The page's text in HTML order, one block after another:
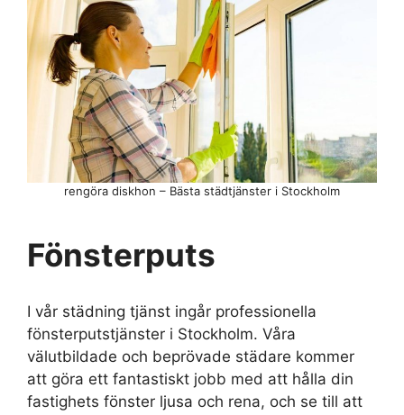
rengöra diskhon – Bästa städtjänster i Stockholm
Fönsterputs
I vår städning tjänst ingår professionella
fönsterputstjänster i Stockholm. Våra
välutbildade och beprövade städare kommer
att göra ett fantastiskt jobb med att hålla din
fastighets fönster ljusa och rena, och se till att